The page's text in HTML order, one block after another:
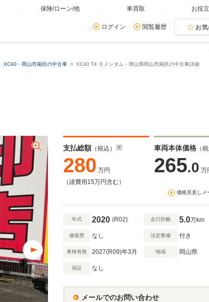
保険/ローン/他 車買取 お役
ログイン 閲覧履歴 お気
XC40・岡山市南区の中古車 XC40 T4 モメンタム・岡山県岡山市南区の中古車詳細
支払総額 （税込）
280 万円
（諸費用15万円含む）
車両本体価格 （
265.0 万
価格見直しメ
年式 2020 (R02) 走行距離 5.0万km
修復歴 なし 法定整備 付き
車検有無 2027(R09)年3月 地域 岡山県
保証 なし
メールでのお問い合わせ